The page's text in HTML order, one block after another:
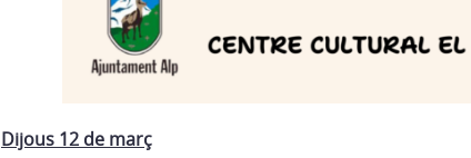
Dijous 12 de març